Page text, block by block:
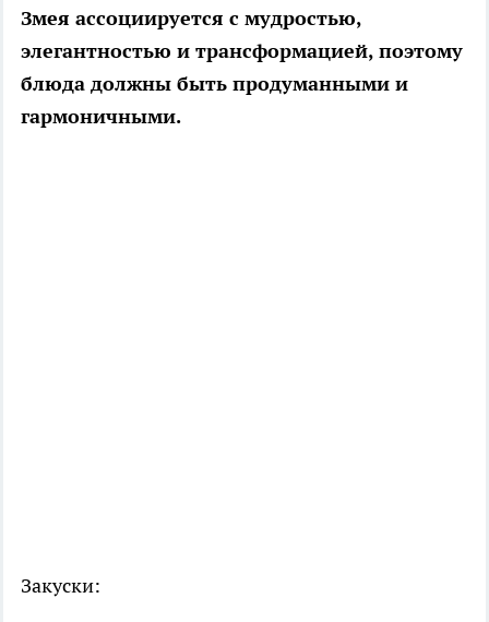
Змея ассоциируется с мудростью,
элегантностью и трансформацией, поэтому
блюда должны быть продуманными и
гармоничными.
Закуски: